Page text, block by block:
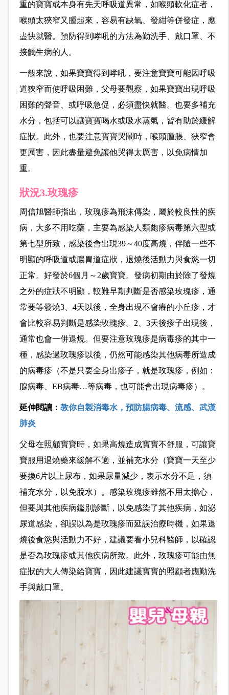
重的寶寶或本身有先天呼吸道異常，如喉頭軟化症者，
喉頭太狹窄又腫起來，容易有缺氧、發紺等併發症，應
盡快就醫。預防得到哮吼的方法為勤洗手、戴口罩、不
接觸生病的人。
一般來說，如果寶寶得到哮吼，要注意寶寶可能因呼吸
道狹窄而使呼吸困難，父母要觀察，如果寶寶出現呼吸
困難的聲音、或呼吸急促，必須盡快就醫。也要多補充
水分，包括可以讓寶寶喝水或吸水蒸氣，皆有助於緩解
症狀。此外，也要注意寶寶哭鬧時，喉頭腫脹、狹窄會
更厲害，因此盡量避免讓他哭得太厲害，以免病情加
重。
狀況3.玫瑰疹
周信旭醫師指出，玫瑰疹為飛沫傳染，屬於較良性的疾
病，大多不用吃藥，主要為感染 人類皰疹病毒第六型或
第七型所致，感染後會出現39～40度高燒， 伴隨一些不
明顯的呼吸道或腸胃道症狀， 退燒後活動力與食慾一切
正常。好發於6個月～2歲寶寶。發病初期由於除了發燒
之外的症狀不明顯， 較難早期判斷是否感染玫瑰疹，通
常要等發燒3、4天以後， 全身出現不會癢的小丘疹，才
會比較容易判斷是感染玫瑰疹。2、3天後疹子出現後，
通常也會一併退燒。但要注意玫瑰疹是病毒疹的其中一
種，感染過玫瑰疹以後，仍然可能感染其他病毒所造成
的病毒疹（不是只要全身出疹子，就是玫瑰疹，例如：
腺病毒、EB病毒…等病毒，也可能會出現病毒疹）。
延伸閱讀： 教你自製消毒水，預防腸病毒、流感、武漢
肺炎
父母在照顧寶寶時，如果高燒造成寶寶不舒服，可讓寶
寶服用退燒藥來緩解不適，並補充水分（寶寶一天至少
要換6片以上尿布，如果尿量減少， 表示水分不足，須
補充水分 ， 以免脫水）。 感染玫瑰疹雖然不用太擔心，
但要與其他疾病鑑別診斷，以免感染了其他疾病， 如泌
尿道感染， 卻誤以為是玫瑰疹而延誤治療時機，如果退
燒後食慾與活動力不好， 建議要看小兒科醫師，以確認
是否為玫瑰疹或其他疾病所致。 此外，玫瑰疹可能由無
症狀的大人傳染給寶寶，因此建議寶寶的照顧者應勤洗
手與戴口罩。